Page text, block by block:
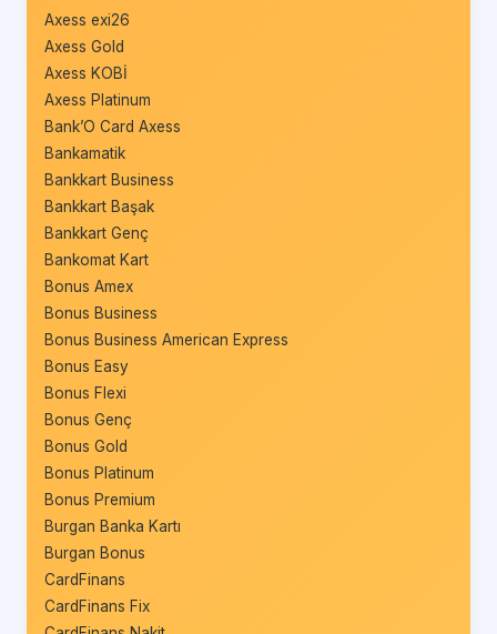
Axess exi26
Axess Gold
Axess KOBİ
Axess Platinum
Bank’O Card Axess
Bankamatik
Bankkart Business
Bankkart Başak
Bankkart Genç
Bankomat Kart
Bonus Amex
Bonus Business
Bonus Business American Express
Bonus Easy
Bonus Flexi
Bonus Genç
Bonus Gold
Bonus Platinum
Bonus Premium
Burgan Banka Kartı
Burgan Bonus
CardFinans
CardFinans Fix